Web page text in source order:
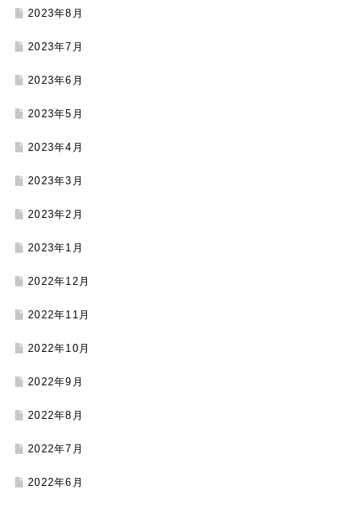
2023年8月
2023年7月
2023年6月
2023年5月
2023年4月
2023年3月
2023年2月
2023年1月
2022年12月
2022年11月
2022年10月
2022年9月
2022年8月
2022年7月
2022年6月